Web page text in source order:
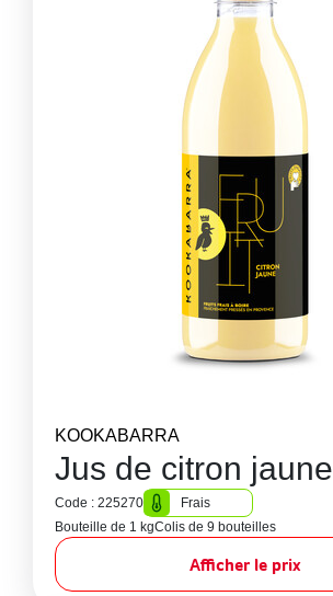
KOOKABARRA
Jus de citron jaune
Code : 225270
Frais
Bouteille de 1 kgColis de 9 bouteilles
Afficher le prix